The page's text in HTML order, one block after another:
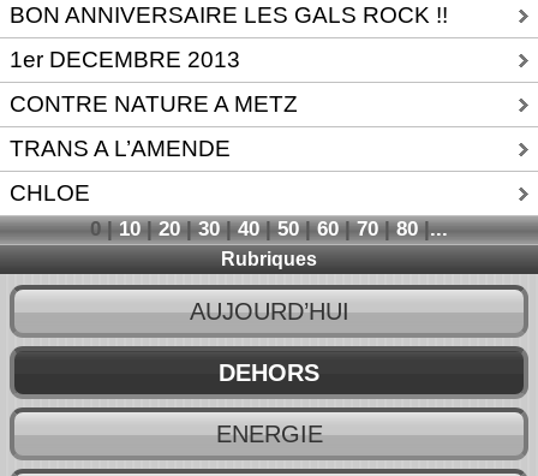
BON ANNIVERSAIRE LES GALS ROCK !!
1er DECEMBRE 2013
CONTRE NATURE A METZ
TRANS A L’AMENDE
CHLOE
0|10|20|30|40|50|60|70|80|...
Rubriques
AUJOURD’HUI
DEHORS
ENERGIE